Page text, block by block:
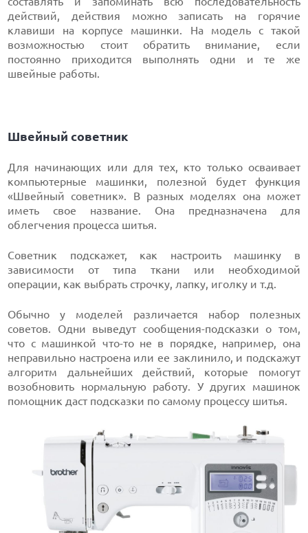
действий, действия можно записать на горячие
клавиши на корпусе машинки. На модель с такой
возможностью стоит обратить внимание, если
постоянно приходится выполнять одни и те же
швейные работы.
Швейный советник
Для начинающих или для тех, кто только осваивает
компьютерные машинки, полезной будет функция
«Швейный советник». В разных моделях она может
иметь свое название. Она предназначена для
облегчения процесса шитья.
Советник подскажет, как настроить машинку в
зависимости от типа ткани или необходимой
операции, как выбрать строчку, лапку, иголку и т.д.
Обычно у моделей различается набор полезных
советов. Одни выведут сообщения-подсказки о том,
что с машинкой что-то не в порядке, например, она
неправильно настроена или ее заклинило, и подскажут
алгоритм дальнейших действий, которые помогут
возобновить нормальную работу. У других машинок
помощник даст подсказки по самому процессу шитья.